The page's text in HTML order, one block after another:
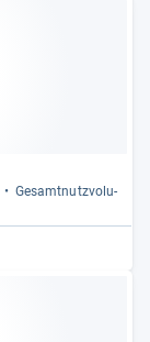
Gesamt­nutz­vo­lu­